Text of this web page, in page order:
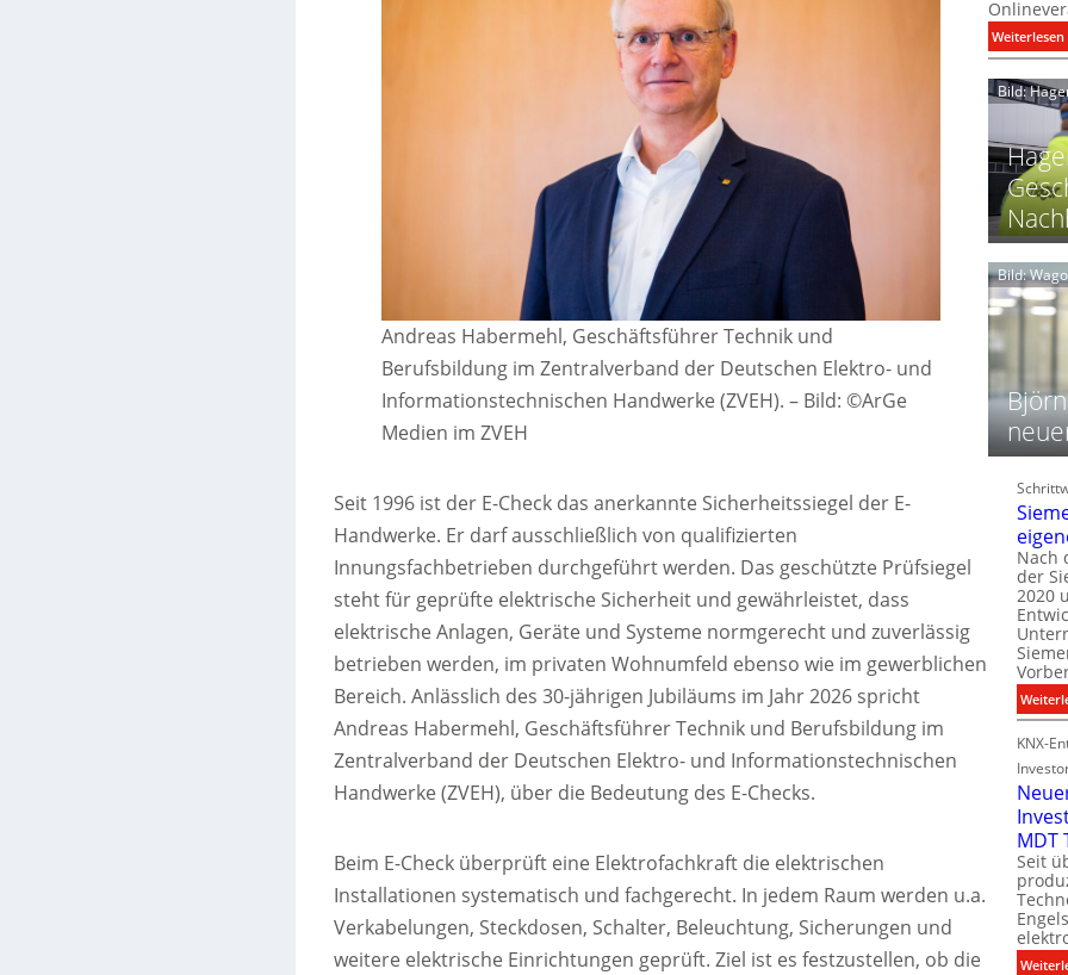
Andreas Habermehl, Geschäftsführer Technik und
Berufsbildung im Zentralverband der Deutschen Elektro- und
Informationstechnischen Handwerke (ZVEH). – Bild: ©ArGe
Medien im ZVEH
Seit 1996 ist der E-Check das anerkannte Sicherheitssiegel der E-
Handwerke. Er darf ausschließlich von qualifizierten
Innungsfachbetrieben durchgeführt werden. Das geschützte Prüfsiegel
steht für geprüfte elektrische Sicherheit und gewährleistet, dass
elektrische Anlagen, Geräte und Systeme normgerecht und zuverlässig
betrieben werden, im privaten Wohnumfeld ebenso wie im gewerblichen
Bereich. Anlässlich des 30-jährigen Jubiläums im Jahr 2026 spricht
Andreas Habermehl, Geschäftsführer Technik und Berufsbildung im
Zentralverband der Deutschen Elektro- und Informationstechnischen
Handwerke (ZVEH), über die Bedeutung des E-Checks.
Beim E-Check überprüft eine Elektrofachkraft die elektrischen
Installationen systematisch und fachgerecht. In jedem Raum werden u.a.
Verkabelungen, Steckdosen, Schalter, Beleuchtung, Sicherungen und
weitere elektrische Einrichtungen geprüft. Ziel ist es festzustellen, ob die
r
ü
c
n
2
c
h
t
l
e
c
t
g
s
t
c
i
k
Weiterlesen:
I
0
5
l
s
s
e
f
r
i
g
i
t
l
P
d
t
a
t
Bild:
Bild:
Nach
der
2020
KNX-
MDT
Seit